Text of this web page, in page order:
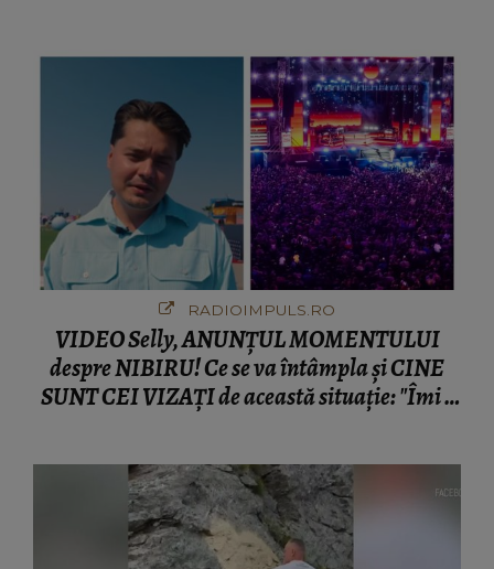
RADIOIMPULS.RO
VIDEO Selly, ANUNȚUL MOMENTULUI
despre NIBIRU! Ce se va întâmpla și CINE
SUNT CEI VIZAȚI de această situație: "Îmi e